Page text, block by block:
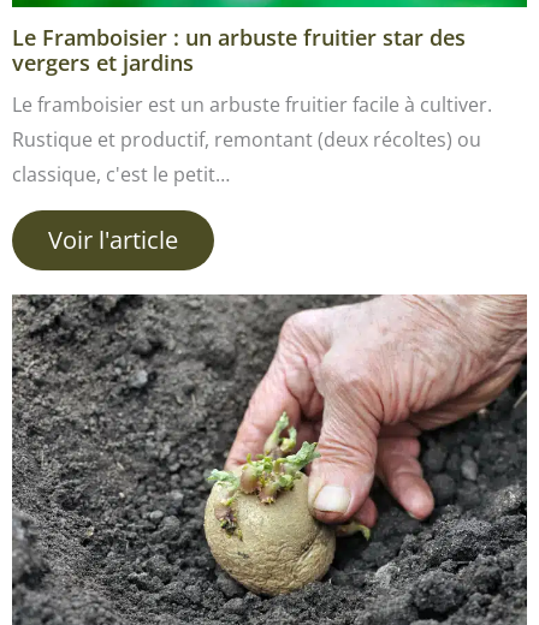
Le Framboisier : un arbuste fruitier star des
vergers et jardins
Le framboisier est un arbuste fruitier facile à cultiver.
Rustique et productif, remontant (deux récoltes) ou
classique, c'est le petit…
Voir l'article